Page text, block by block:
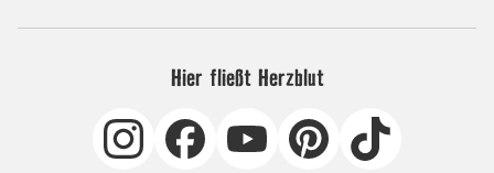
Hier fließt Herzblut